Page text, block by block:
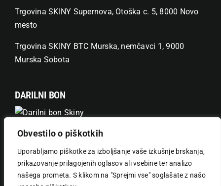
Obvestilo o piškotkih
Uporabljamo piškotke za izboljšanje vaše izkušnje brskanja,
prikazovanje prilagojenih oglasov ali vsebine ter analizo
našega prometa. S klikom na "Sprejmi vse" soglašate z našo
Trgovina SKINY Supernova, Otoška c. 5, 8000 Novo
mesto
Trgovina SKINY BTC Murska, nemčavci 1, 9000
Murska Sobota
DARILNI BON
UPORABNE POVEZAVE
Toggle
Navigation